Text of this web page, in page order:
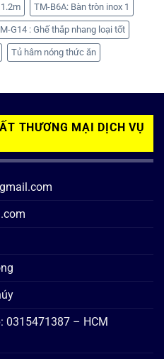
TM-B6A: Bàn tròn inox 1
G14 : Ghế thắp nhang loại tốt
Tủ hâm nóng thức ăn
THƯƠNG MẠI DỊCH VỤ
0315471387 – HCM